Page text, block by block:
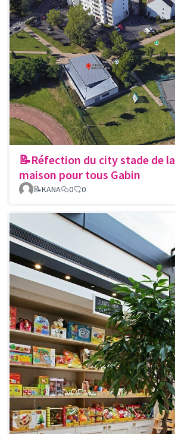
📝Réfection du city stade de la
maison pour tous Gabin
📝KANA 0 0